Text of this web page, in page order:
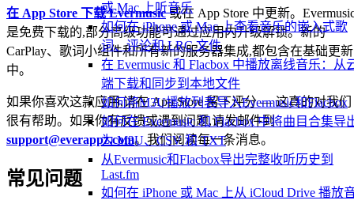
或 Mac 上听音乐
如何在 iPhone 或 Mac 上查看音乐的嵌入式歌
词、评论和 LRC 文件
在 Evermusic 和 Flacbox 中播放离线音乐：从
端下载和同步到本地文件
如何将M3U播放列表导入Evermusic和Flacbox
如何在 Evermusic 和 Flacbox 中将曲目合集导
为 M3U、CSV 和 TXT
从Evermusic和Flacbox导出完整收听历史到
Last.fm
如何在 iPhone 或 Mac 上从 iCloud Drive 播放
在 App Store 下载 Evermusic或在 App Store 中更新。
是免费下载的,部分高级功能可通过应用内升级解锁。新的
CarPlay、歌词小组件和所有新的服务器集成,都包含在基础更新
中。
如果你喜欢这款应用,请在 App Store 留下评分 — 这真的对我们
很有帮助。如果你有反馈或遇到问题,请发邮件到
support@everappz.com。我们阅读每一条消息。
常见问题